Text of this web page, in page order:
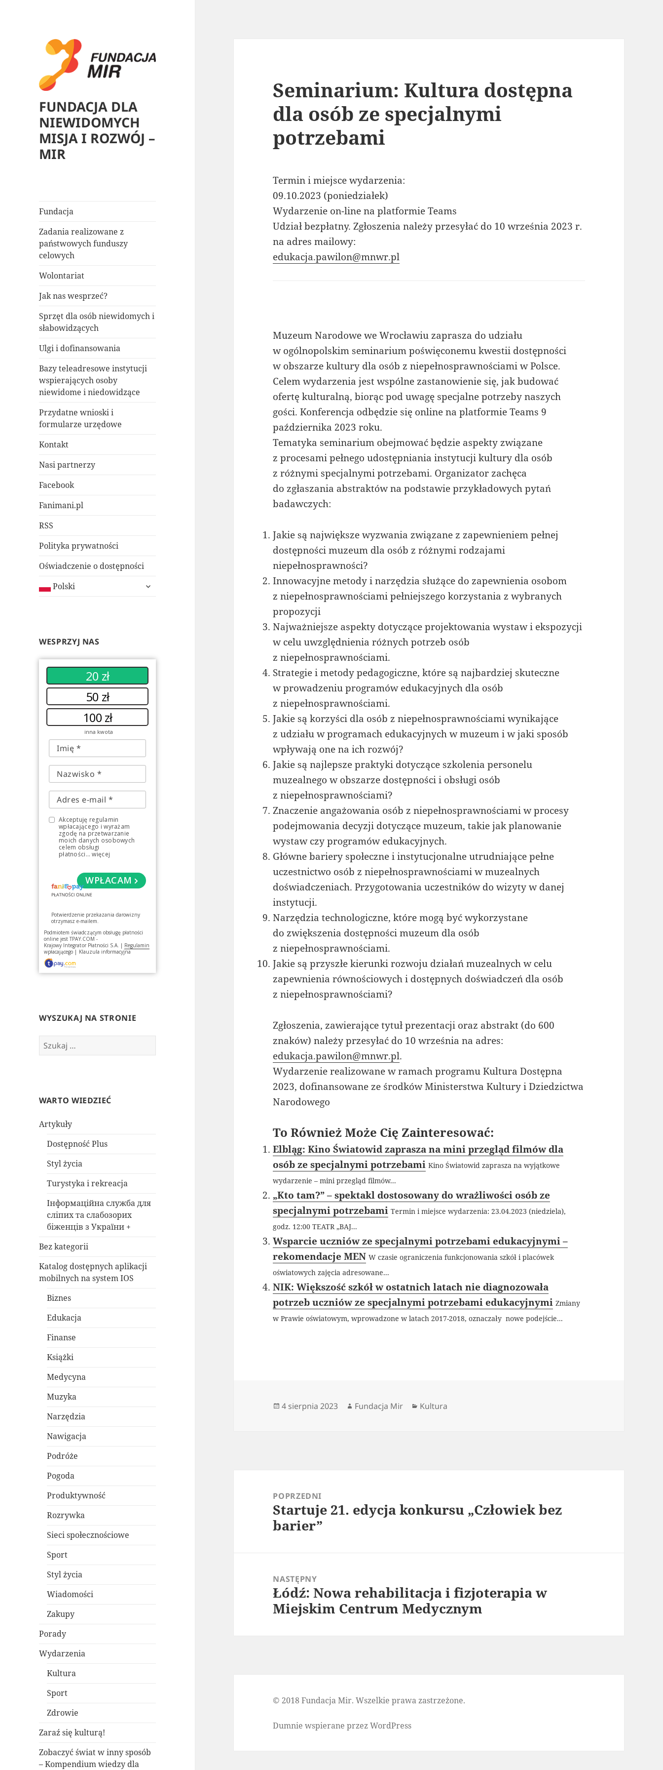
FUNDACJA DLA
NIEWIDOMYCH
MISJA I ROZWÓJ –
MIR
Fundacja
Zadania realizowane z
państwowych funduszy
celowych
Wolontariat
Jak nas wesprzeć?
Sprzęt dla osób niewidomych i
słabowidzących
Ulgi i dofinansowania
Bazy teleadresowe instytucji
wspierających osoby
niewidome i niedowidzące
Przydatne wnioski i
formularze urzędowe
Kontakt
Nasi partnerzy
Facebook
Fanimani.pl
RSS
Polityka prywatności
Oświadczenie o dostępności
Polski
rozwiń
WESPRZYJ NAS
20 zł
50 zł
100 zł
inna kwota
Akceptuję regulamin
wpłacającego i wyrażam
zgodę na przetwarzanie
moich danych osobowych
celem obsługi
płatności... więcej
WPŁACAM
Potwierdzenie przekazania darowizny
otrzymasz e-mailem.
Podmiotem świadczącym obsługę płatności
online jestTPAY.COM -
Krajowy Integrator Płatności S.A. | Regulamin
wpłacającego | Klauzula informacyjna
WYSZUKAJ NA STRONIE
Szukaj:
WARTO WIEDZIEĆ
Artykuły
Dostępność Plus
Styl życia
Turystyka i rekreacja
Інформаційна служба для
сліпих та слабозорих
біженців з України +
Bez kategorii
Katalog dostępnych aplikacji
mobilnych na system IOS
Biznes
Edukacja
Finanse
Książki
Medycyna
Muzyka
Narzędzia
Nawigacja
Podróże
Pogoda
Produktywność
Rozrywka
Sieci społecznościowe
Sport
Styl życia
Wiadomości
Zakupy
Porady
Wydarzenia
Kultura
Sport
Zdrowie
Zaraź się kulturą!
Zobaczyć świat w inny sposób
– Kompendium wiedzy dla
Seminarium: Kultura dostępna
dla osób ze specjalnymi
potrzebami
Termin i miejsce wydarzenia:
09.10.2023 (poniedziałek)
Wydarzenie on-line na platformie Teams
Udział bezpłatny. Zgłoszenia należy przesyłać do 10 września 2023 r.
na adres mailowy:
edukacja.pawilon@mnwr.pl
Muzeum Narodowe we Wrocławiu zaprasza do udziału
w ogólnopolskim seminarium poświęconemu kwestii dostępności
w obszarze kultury dla osób z niepełnosprawnościami w Polsce.
Celem wydarzenia jest wspólne zastanowienie się, jak budować
ofertę kulturalną, biorąc pod uwagę specjalne potrzeby naszych
gości. Konferencja odbędzie się online na platformie Teams 9
października 2023 roku.
Tematyka seminarium obejmować będzie aspekty związane
z procesami pełnego udostępniania instytucji kultury dla osób
z różnymi specjalnymi potrzebami. Organizator zachęca
do zgłaszania abstraktów na podstawie przykładowych pytań
badawczych:
Jakie są największe wyzwania związane z zapewnieniem pełnej
dostępności muzeum dla osób z różnymi rodzajami
niepełnosprawności?
Innowacyjne metody i narzędzia służące do zapewnienia osobom
z niepełnosprawnościami pełniejszego korzystania z wybranych
propozycji
Najważniejsze aspekty dotyczące projektowania wystaw i ekspozycji
w celu uwzględnienia różnych potrzeb osób
z niepełnosprawnościami.
Strategie i metody pedagogiczne, które są najbardziej skuteczne
w prowadzeniu programów edukacyjnych dla osób
z niepełnosprawnościami.
Jakie są korzyści dla osób z niepełnosprawnościami wynikające
z udziału w programach edukacyjnych w muzeum i w jaki sposób
wpływają one na ich rozwój?
Jakie są najlepsze praktyki dotyczące szkolenia personelu
muzealnego w obszarze dostępności i obsługi osób
z niepełnosprawnościami?
Znaczenie angażowania osób z niepełnosprawnościami w procesy
podejmowania decyzji dotyczące muzeum, takie jak planowanie
wystaw czy programów edukacyjnych.
Główne bariery społeczne i instytucjonalne utrudniające pełne
uczestnictwo osób z niepełnosprawnościami w muzealnych
doświadczeniach. Przygotowania uczestników do wizyty w danej
instytucji.
Narzędzia technologiczne, które mogą być wykorzystane
do zwiększenia dostępności muzeum dla osób
z niepełnosprawnościami.
Jakie są przyszłe kierunki rozwoju działań muzealnych w celu
zapewnienia równościowych i dostępnych doświadczeń dla osób
z niepełnosprawnościami?
Zgłoszenia, zawierające tytuł prezentacji oraz abstrakt (do 600
znaków) należy przesyłać do 10 września na adres:
edukacja.pawilon@mnwr.pl.
Wydarzenie realizowane w ramach programu Kultura Dostępna
2023, dofinansowane ze środków Ministerstwa Kultury i Dziedzictwa
Narodowego
To Również Może Cię Zainteresować:
Elbląg: Kino Światowid zaprasza na mini przegląd filmów dla
osób ze specjalnymi potrzebami Kino Światowid zaprasza na wyjątkowe
wydarzenie – mini przegląd filmów...
„Kto tam?” – spektakl dostosowany do wrażliwości osób ze
specjalnymi potrzebami Termin i miejsce wydarzenia: 23.04.2023 (niedziela),
godz. 12:00 TEATR „BAJ...
Wsparcie uczniów ze specjalnymi potrzebami edukacyjnymi –
rekomendacje MEN W czasie ograniczenia funkcjonowania szkół i placówek
oświatowych zajęcia adresowane...
NIK: Większość szkół w ostatnich latach nie diagnozowała
potrzeb uczniów ze specjalnymi potrzebami edukacyjnymi Zmiany
w Prawie oświatowym, wprowadzone w latach 2017-2018, oznaczały nowe podejście...
Data
4 sierpnia 2023 Autor
Fundacja Mir Kategorie
Kultura
POPRZEDNI
Poprzedni
wpis:
Startuje 21. edycja konkursu „Człowiek bez
barier”
NASTĘPNY
Następny
wpis:
Łódź: Nowa rehabilitacja i fizjoterapia w
Miejskim Centrum Medycznym
© 2018 Fundacja Mir. Wszelkie prawa zastrzeżone.
Dumnie wspierane przez WordPress